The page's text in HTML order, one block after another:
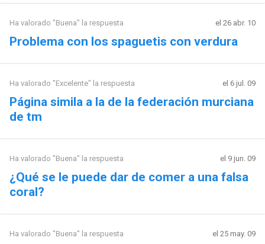
Ha valorado "Buena" la respuesta el 26 abr. 10
Problema con los spaguetis con verdura
Ha valorado "Excelente" la respuesta el 6 jul. 09
Página simila a la de la federación murciana
de tm
Ha valorado "Buena" la respuesta el 9 jun. 09
¿Qué se le puede dar de comer a una falsa
coral?
Ha valorado "Buena" la respuesta el 25 may. 09